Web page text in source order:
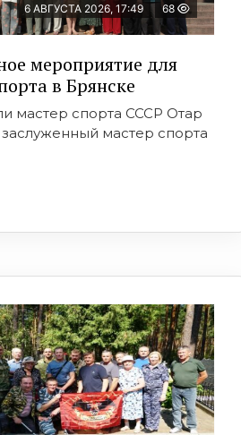
6 АВГУСТА 2026, 17:49 68
мероприятие для
в Брянске
мастер спорта СССР Отар
мастер спорта